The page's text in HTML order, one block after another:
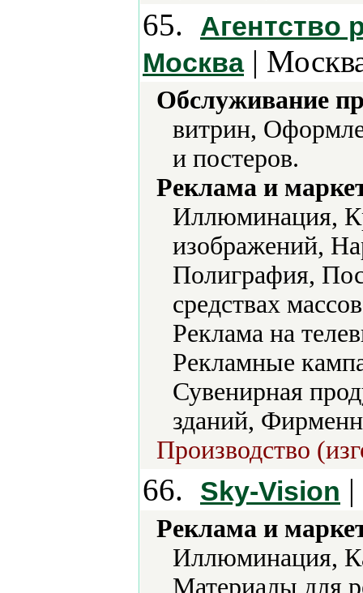
65.
Агентство
Москва|
Обслуживание
витрин,
и постеров.
Реклама и
Иллюминация,
изображений,
Полиграфия,
средствах
Реклама на
Рекламные
Сувенирная
зданий,
Производство
66. Sky-Vision
Реклама и
Иллюминация,
Материалы для